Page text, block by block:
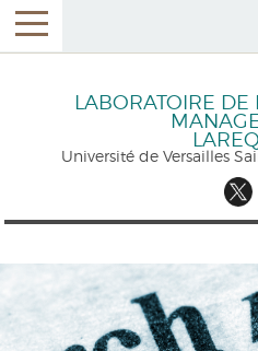
LABORATOIRE DE
Université de Versailles